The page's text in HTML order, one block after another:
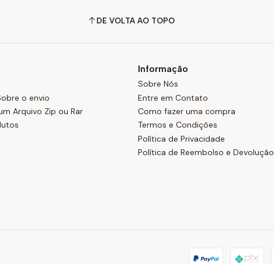
DE VOLTA AO TOPO
o envio
Arquivo Zip ou Rar
Informação
Sobre Nós
Entre em Contato
Como fazer uma compra
Termos e Condições
Política de Privacidade
Política de Reembolso e Devolução